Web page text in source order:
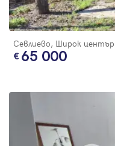
Севлиево, Широк център
65 000